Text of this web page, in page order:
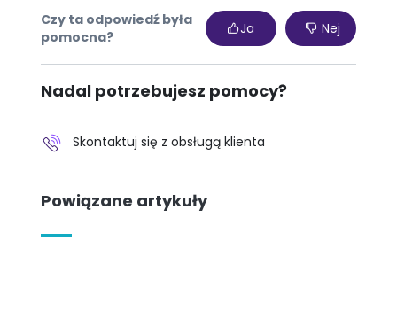
Czy ta odpowiedź była
pomocna?
Ja Nej
Nadal potrzebujesz pomocy?
Skontaktuj się z obsługą klienta
Powiązane artykuły